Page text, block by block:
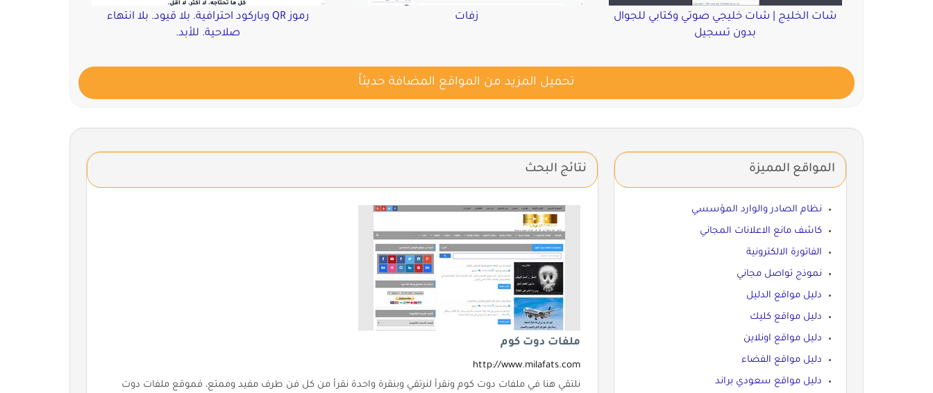
شات الخليج | شات خليجي صوتي وكتابي للجوال
بدون تسجيل
زفات
رموز QR وباركود احترافية. بلا قيود. بلا انتهاء
صلاحية. للأبد.
تحميل المزيد من المواقع المضافة حديثاً
نتائج البحث
ملفات دوت كوم
http://www.milafats.com
نلتقي هنا في ملفات دوت كوم ونقرأ لنرتقي وبنقرة واحدة نقرأ من كل فن طرف مفيد وممتع، فموقع ملفات دوت
المواقع المميزة
نظام الصادر والوارد المؤسسي
كاشف مانع الاعلانات المجاني
الفاتورة الالكترونية
نموذج تواصل مجاني
دليل مواقع الدليل
دليل مواقع كليك
دليل مواقع اونلاين
دليل مواقع الفضاء
دليل مواقع سعودي براند